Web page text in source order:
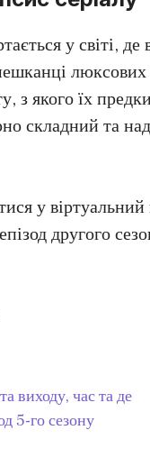
у світі,
з якого їх
складний та
у
другого
виходу, час та де
5-го сезону